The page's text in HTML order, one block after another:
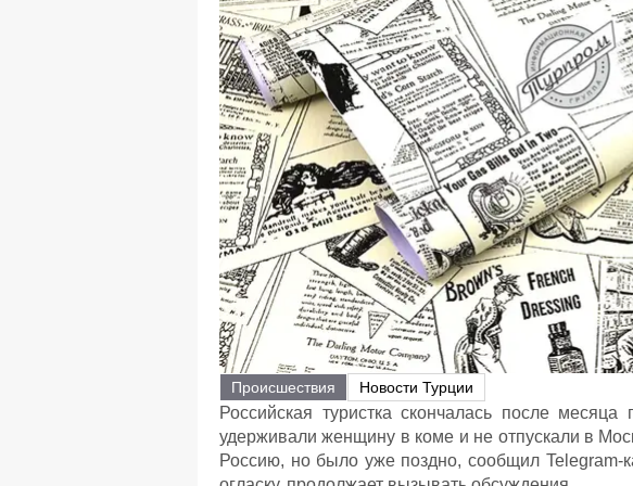
Происшествия Новости Турции
Российская туристка скончалась после
удерживали женщину в коме и не отпускали в
Россию, но было уже поздно, сообщил Telegram-